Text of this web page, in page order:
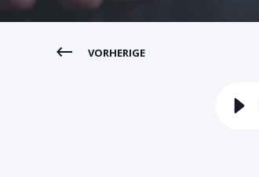
VORHERIGE